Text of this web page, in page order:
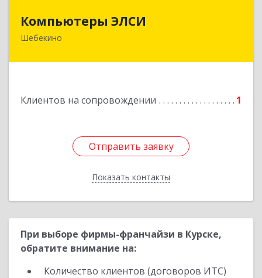
Компьютеры ЭЛСИ
Шебекино
Клиентов на сопровождении 1
Отправить заявку
Показать контакты
Отправить заявку
Назад
При выборе фирмы-франчайзи в Курске,
обратите внимание на:
Количество клиентов (договоров ИТС)